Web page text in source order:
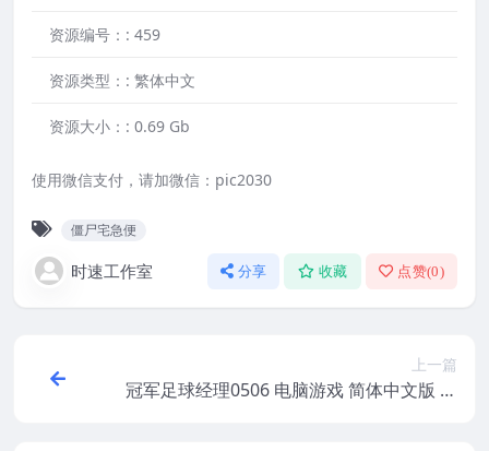
资源编号：: 459
资源类型：: 繁体中文
资源大小：: 0.69 Gb
使用微信支付，请加微信：pic2030
僵尸宅急便
时速工作室 分享 收藏 点赞(0)
上一篇
冠军足球经理0506 电脑游戏 简体中文版 支